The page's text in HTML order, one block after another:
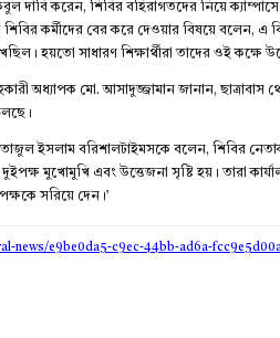
করেন, শিবির বহিরাগতদের নিয়ে ক্যাম্পাসে
শিবির কর্মীদের বের করে দেওয়ার বিষয়ে বলেন,
হয়তো সাধারণ শিক্ষার্থীরা তাদের ওই কক্ষে
সহকারী অধ্যাপক মো. আসাদুজ্জামান জানান,
ইসলাম বরিশালটাইমসকে বলেন, শিবির
মুখোমুখি এবং উত্তেজনা সৃষ্টি হয়। তারা
সরিয়ে দেন।’
news/e9be0da5-c9ec-44bb-ad6a-